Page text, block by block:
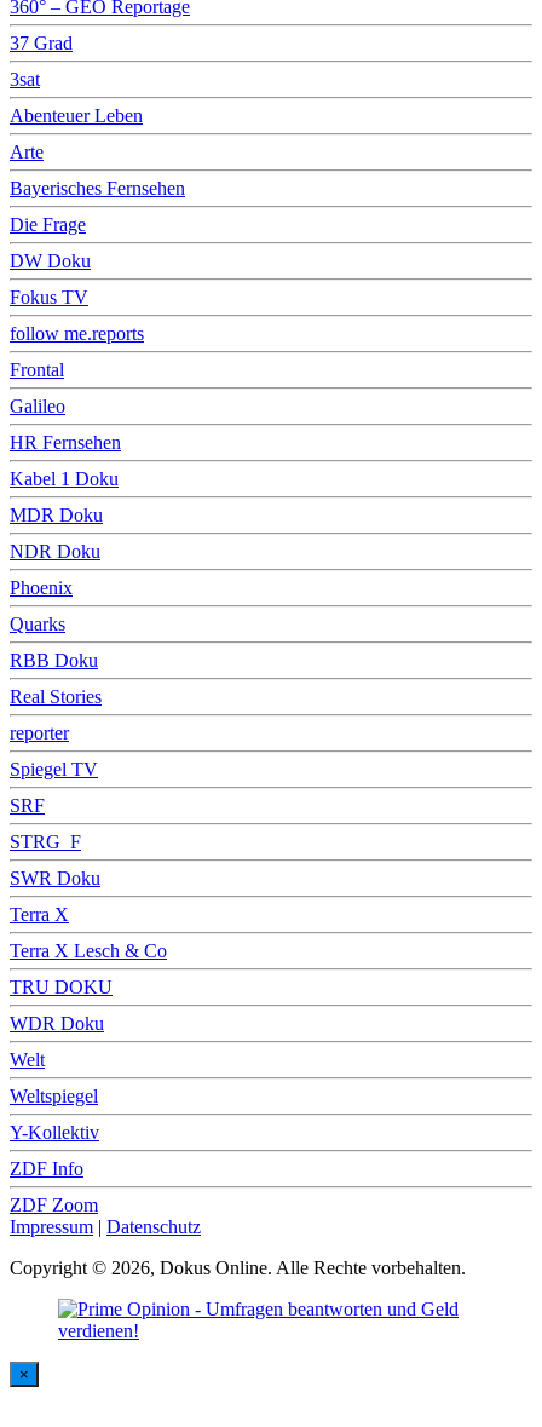
360° – GEO Reportage
37 Grad
3sat
Abenteuer Leben
Arte
Bayerisches Fernsehen
Die Frage
DW Doku
Fokus TV
follow me.reports
Frontal
Galileo
HR Fernsehen
Kabel 1 Doku
MDR Doku
NDR Doku
Phoenix
Quarks
RBB Doku
Real Stories
reporter
Spiegel TV
SRF
STRG_F
SWR Doku
Terra X
Terra X Lesch & Co
TRU DOKU
WDR Doku
Welt
Weltspiegel
Y-Kollektiv
ZDF Info
ZDF Zoom
Impressum | Datenschutz
Copyright © 2026, Dokus Online. Alle Rechte vorbehalten.
×